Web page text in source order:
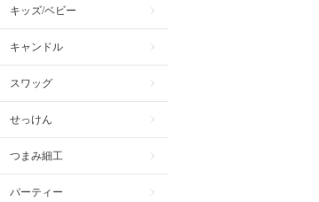
キッズ/ベビー
キャンドル
スワッグ
せっけん
つまみ細工
パーティー